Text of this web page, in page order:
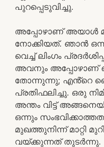
പുറപ്പെടുവിച്ചു.
അപ്പോഴാണ് അയാൾ
നോക്കിയത്. ഞാൻ
വെച്ച് ലിംഗം
അവനും അപ്പോഴാണ്
തോന്നുന്നു; എൻ്റെ
പ്രതിഫലിച്ചു. ഒരു
അന്തം വിട്ട്
ഒന്നും
മുഖത്തുനിന്ന് മാറ്റി
വയ്ക്കുന്നത് തുടർന്നു.